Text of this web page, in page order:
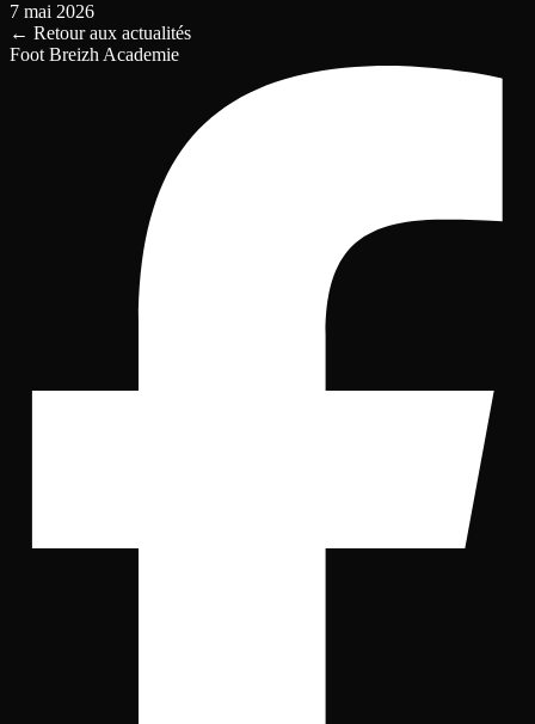
7 mai 2026
← Retour aux actualités
Foot Breizh Academie